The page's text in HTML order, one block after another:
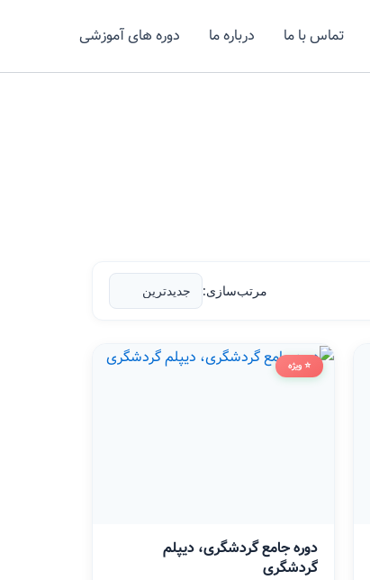
تماس با ما درباره ما دوره های آموزشی
مرتب‌سازی:
⭐ ویژه
دوره جامع گردشگری، دیپلم
گردشگری